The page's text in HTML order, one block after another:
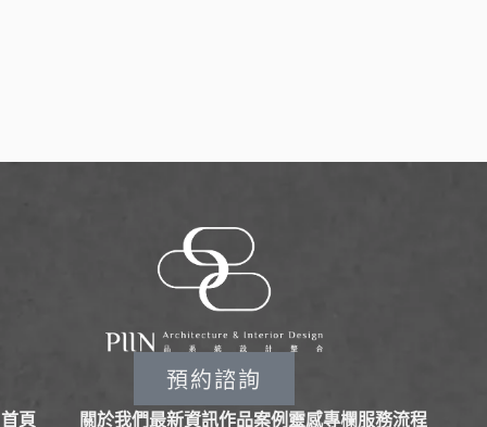
預約諮詢
首頁 關於我們最新資訊作品案例 靈感專欄服務流程